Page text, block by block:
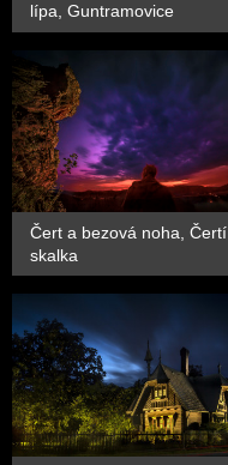
lípa, Guntramovice
Čert a bezová noha, Čertí
skalka